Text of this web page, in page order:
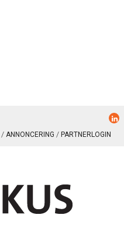
ANNONCERING PARTNERLOGIN